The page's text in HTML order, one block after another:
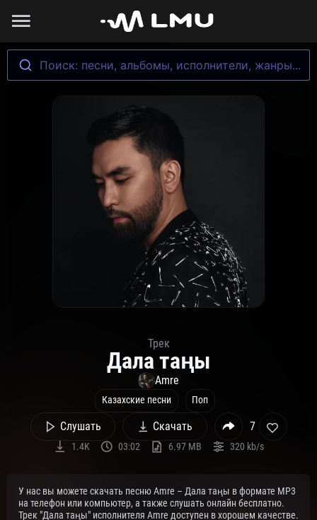
Поиск: песни, альбомы, исполнители, жанры...
Трек
Дала таңы
Amre
Казахские песни Поп
Слушать Скачать 7
1.4K 03:02 6.97 MB 320 kb/s
У нас вы можете скачать песню Amre – Дала таңы в формате MP3
на телефон или компьютер, а также слушать онлайн бесплатно.
Трек "Дала таңы" исполнителя Amre доступен в хорошем качестве.